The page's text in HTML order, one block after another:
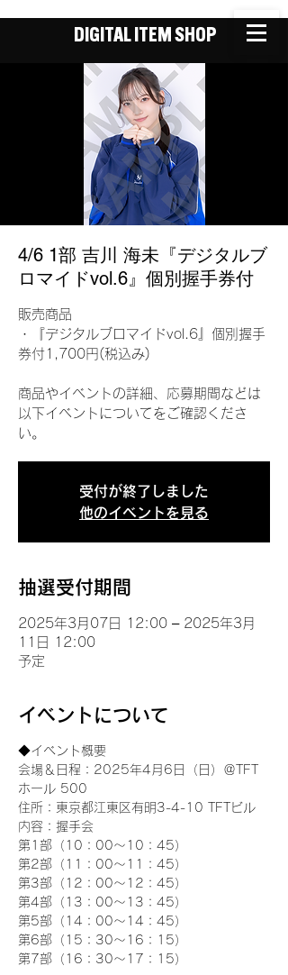
DIGITAL ITEM SHOP
4/6 1部 吉川 海未『デジタルブ
ロマイドvol.6』個別握手券付
販売商品
・『デジタルブロマイドvol.6』個別握手
券付1,700円(税込み)
商品やイベントの詳細、応募期間などは
以下イベントについてをご確認くださ
い。
受付が終了しました
他のイベントを見る
抽選受付期間
2025年3月07日 12:00 – 2025年3月
11日 12:00
予定
イベントについて
◆イベント概要
会場＆日程：2025年4月6日（日）＠TFT
ホール 500
住所：東京都江東区有明3-4-10 TFTビル
内容：握手会
第1部（10：00～10：45）
第2部（11：00～11：45）
第3部（12：00～12：45）
第4部（13：00～13：45）
第5部（14：00～14：45）
第6部（15：30～16：15）
第7部（16：30～17：15）